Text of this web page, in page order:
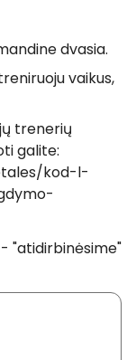
dvasia.
vaikus,
trenerių
galite:
kod-l-
"atidirbinėsime"